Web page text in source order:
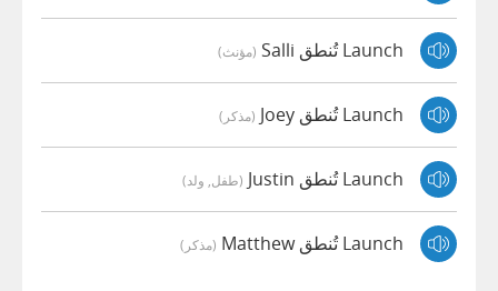
Launch تُنطق Salli (مؤنث)
Launch تُنطق Joey (مذكر)
Launch تُنطق Justin (طفل, ولد)
Launch تُنطق Matthew (مذكر)